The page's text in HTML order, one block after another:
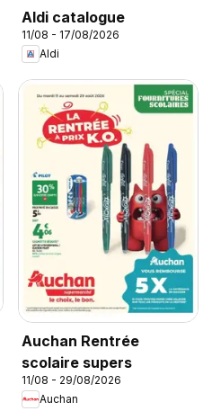
Aldi catalogue
11/08 - 17/08/2026
Aldi
Auchan Rentrée
scolaire supers
11/08 - 29/08/2026
Auchan